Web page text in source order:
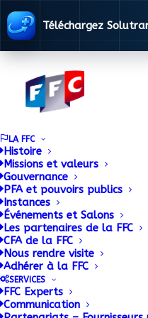
Téléchargez
LA FFC
Histoire
Missions et valeurs
Gouvernance
PFA et pouvoirs publics
Instances
Événements et Salons
Les partenaires de la FFC
CFA de la FFC
Nous rendre visite
Adhérer à la FFC
SERVICES
FFC Experts
Communication
Knorr-
passe de
HALDEX
16 NOVEMBRE 2016